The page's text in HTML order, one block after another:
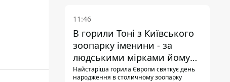
11:46
В горили Тоні з Київського
зоопарку іменини - за
людськими мірками йому
вже понад 90 років
Найстаріша горила Європи святкує день
народження в столичному зоопарку